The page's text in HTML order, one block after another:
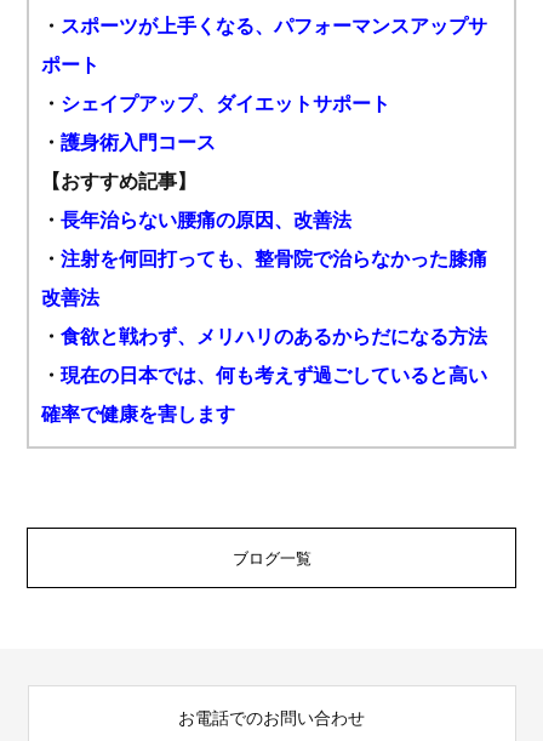
・ スポーツが上手くなる、パフォーマンスアップサ
ポート
・ シェイプアップ、ダイエットサポート
・護身術入門コース
【おすすめ記事】
・長年治らない腰痛の原因、改善法
・注射を何回打っても、整骨院で治らなかった膝痛
改善法
・食欲と戦わず、メリハリのあるからだになる方法
・現在の日本では、何も考えず過ごしていると高い
確率で健康を害します
ブログ一覧
お電話でのお問い合わせ